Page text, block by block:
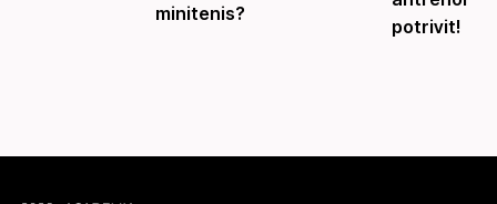
minitenis?
potrivit!